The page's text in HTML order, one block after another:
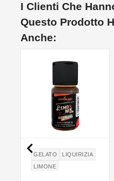
I Clienti Che
Questo Prodotto
Anche:
GELATO
LIQUIRIZIA
LIMONE
